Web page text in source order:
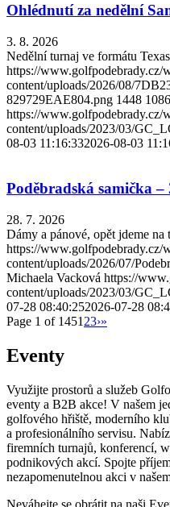
Ohlédnutí za nedělní
3. 8. 2026
Nedělní turnaj ve formátu
https://www.golfpodebrady.cz/
content/uploads/2026/08/
829729EAE804.png 1448 1086
https://www.golfpodebrady.cz/
content/uploads/2023/03/
08-03 11:16:332026-08-03
Poděbradská samička –
28. 7. 2026
Dámy a pánové, opět jdeme
https://www.golfpodebrady.cz/
content/uploads/2026/07/
Michaela Vacková https://
content/uploads/2023/03/
07-28 08:40:252026-07-28
Page 1 of 1451 23›»
Eventy
Využijte prostorů a služeb
eventy a B2B akce! V našem
golfového hřiště, moderního
a profesionálního servisu.
firemních turnajů, konferencí,
podnikových akcí. Spojte
nezapomenutelnou akci v
Neváhejte se obrátit na naši